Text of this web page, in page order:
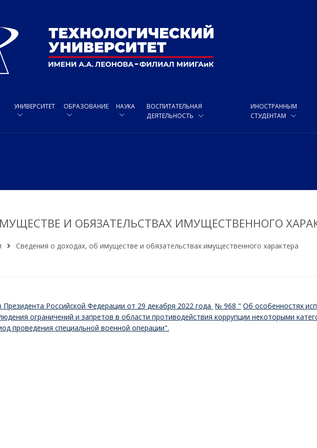
УНИВЕРСИТЕТ ОБРАЗОВАНИЕ НАУКА
ВОСПИТАТЕЛЬНАЯ
ДЕЯТЕЛЬНОСТЬ
ИНОСТРАННЫМ
СТУДЕНТАМ
И ОБЯЗАТЕЛЬСТВАХ ИМУЩЕСТВЕННОГО
Сведения о доходах, об имуществе и обязательствах имущественного характера
Президента Российской Федерации от 29 декабря 2022 года № 968 " Об особенностях
ограничений и запретов в области противодействия коррупции некоторыми
проведения специальной военной операции".